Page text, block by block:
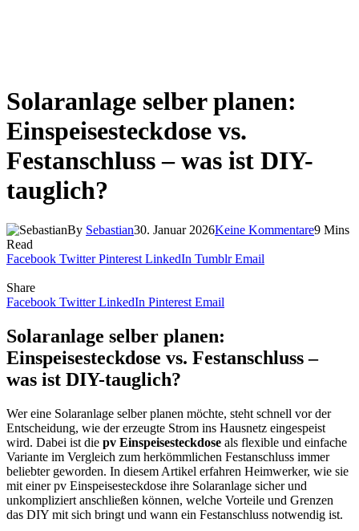
Solaranlage selber planen:
Einspeisesteckdose vs.
Festanschluss – was ist DIY-
tauglich?
By Sebastian30. Januar 2026Keine Kommentare9 Mins
Read
Facebook Twitter Pinterest LinkedIn Tumblr Email
Share
Facebook Twitter LinkedIn Pinterest Email
Solaranlage selber planen:
Einspeisesteckdose vs. Festanschluss –
was ist DIY-tauglich?
Wer eine Solaranlage selber planen möchte, steht schnell vor der
Entscheidung, wie der erzeugte Strom ins Hausnetz eingespeist
wird. Dabei ist die pv Einspeisesteckdose als flexible und einfache
Variante im Vergleich zum herkömmlichen Festanschluss immer
beliebter geworden. In diesem Artikel erfahren Heimwerker, wie sie
mit einer pv Einspeisesteckdose ihre Solaranlage sicher und
unkompliziert anschließen können, welche Vorteile und Grenzen
das DIY mit sich bringt und wann ein Festanschluss notwendig ist.